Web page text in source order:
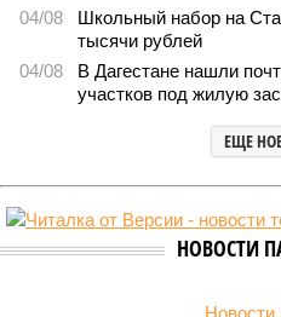
04/08
Школьный набор на
тысячи рублей
04/08
В Дагестане нашли
участков под жилую
ЕЩЕ
НОВОСТИ
Новости